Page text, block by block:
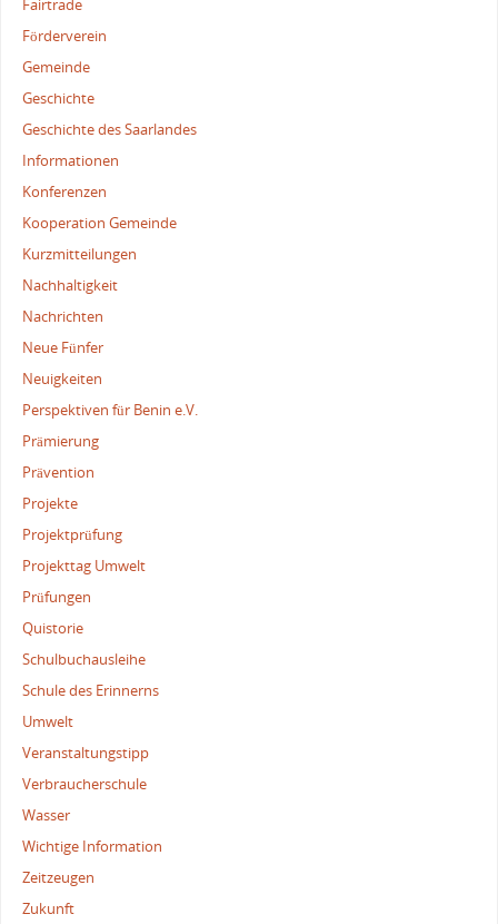
Fairtrade
Förderverein
Gemeinde
Geschichte
Geschichte des Saarlandes
Informationen
Konferenzen
Kooperation Gemeinde
Kurzmitteilungen
Nachhaltigkeit
Nachrichten
Neue Fünfer
Neuigkeiten
Perspektiven für Benin e.V.
Prämierung
Prävention
Projekte
Projektprüfung
Projekttag Umwelt
Prüfungen
Quistorie
Schulbuchausleihe
Schule des Erinnerns
Umwelt
Veranstaltungstipp
Verbraucherschule
Wasser
Wichtige Information
Zeitzeugen
Zukunft